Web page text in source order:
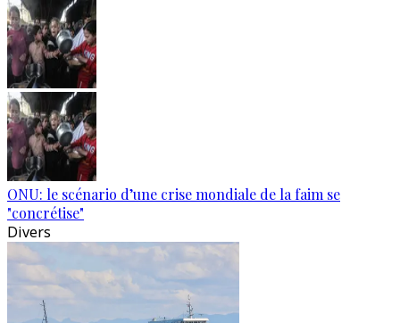
ONU: le scénario d’une crise mondiale de la faim se
"concrétise"
Divers